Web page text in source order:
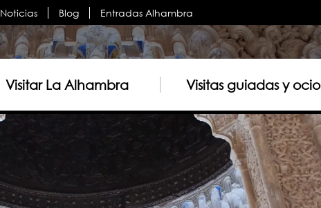
Noticias Blog Entradas Alhambra
Visitar La Alhambra Visitas guiadas y ocio